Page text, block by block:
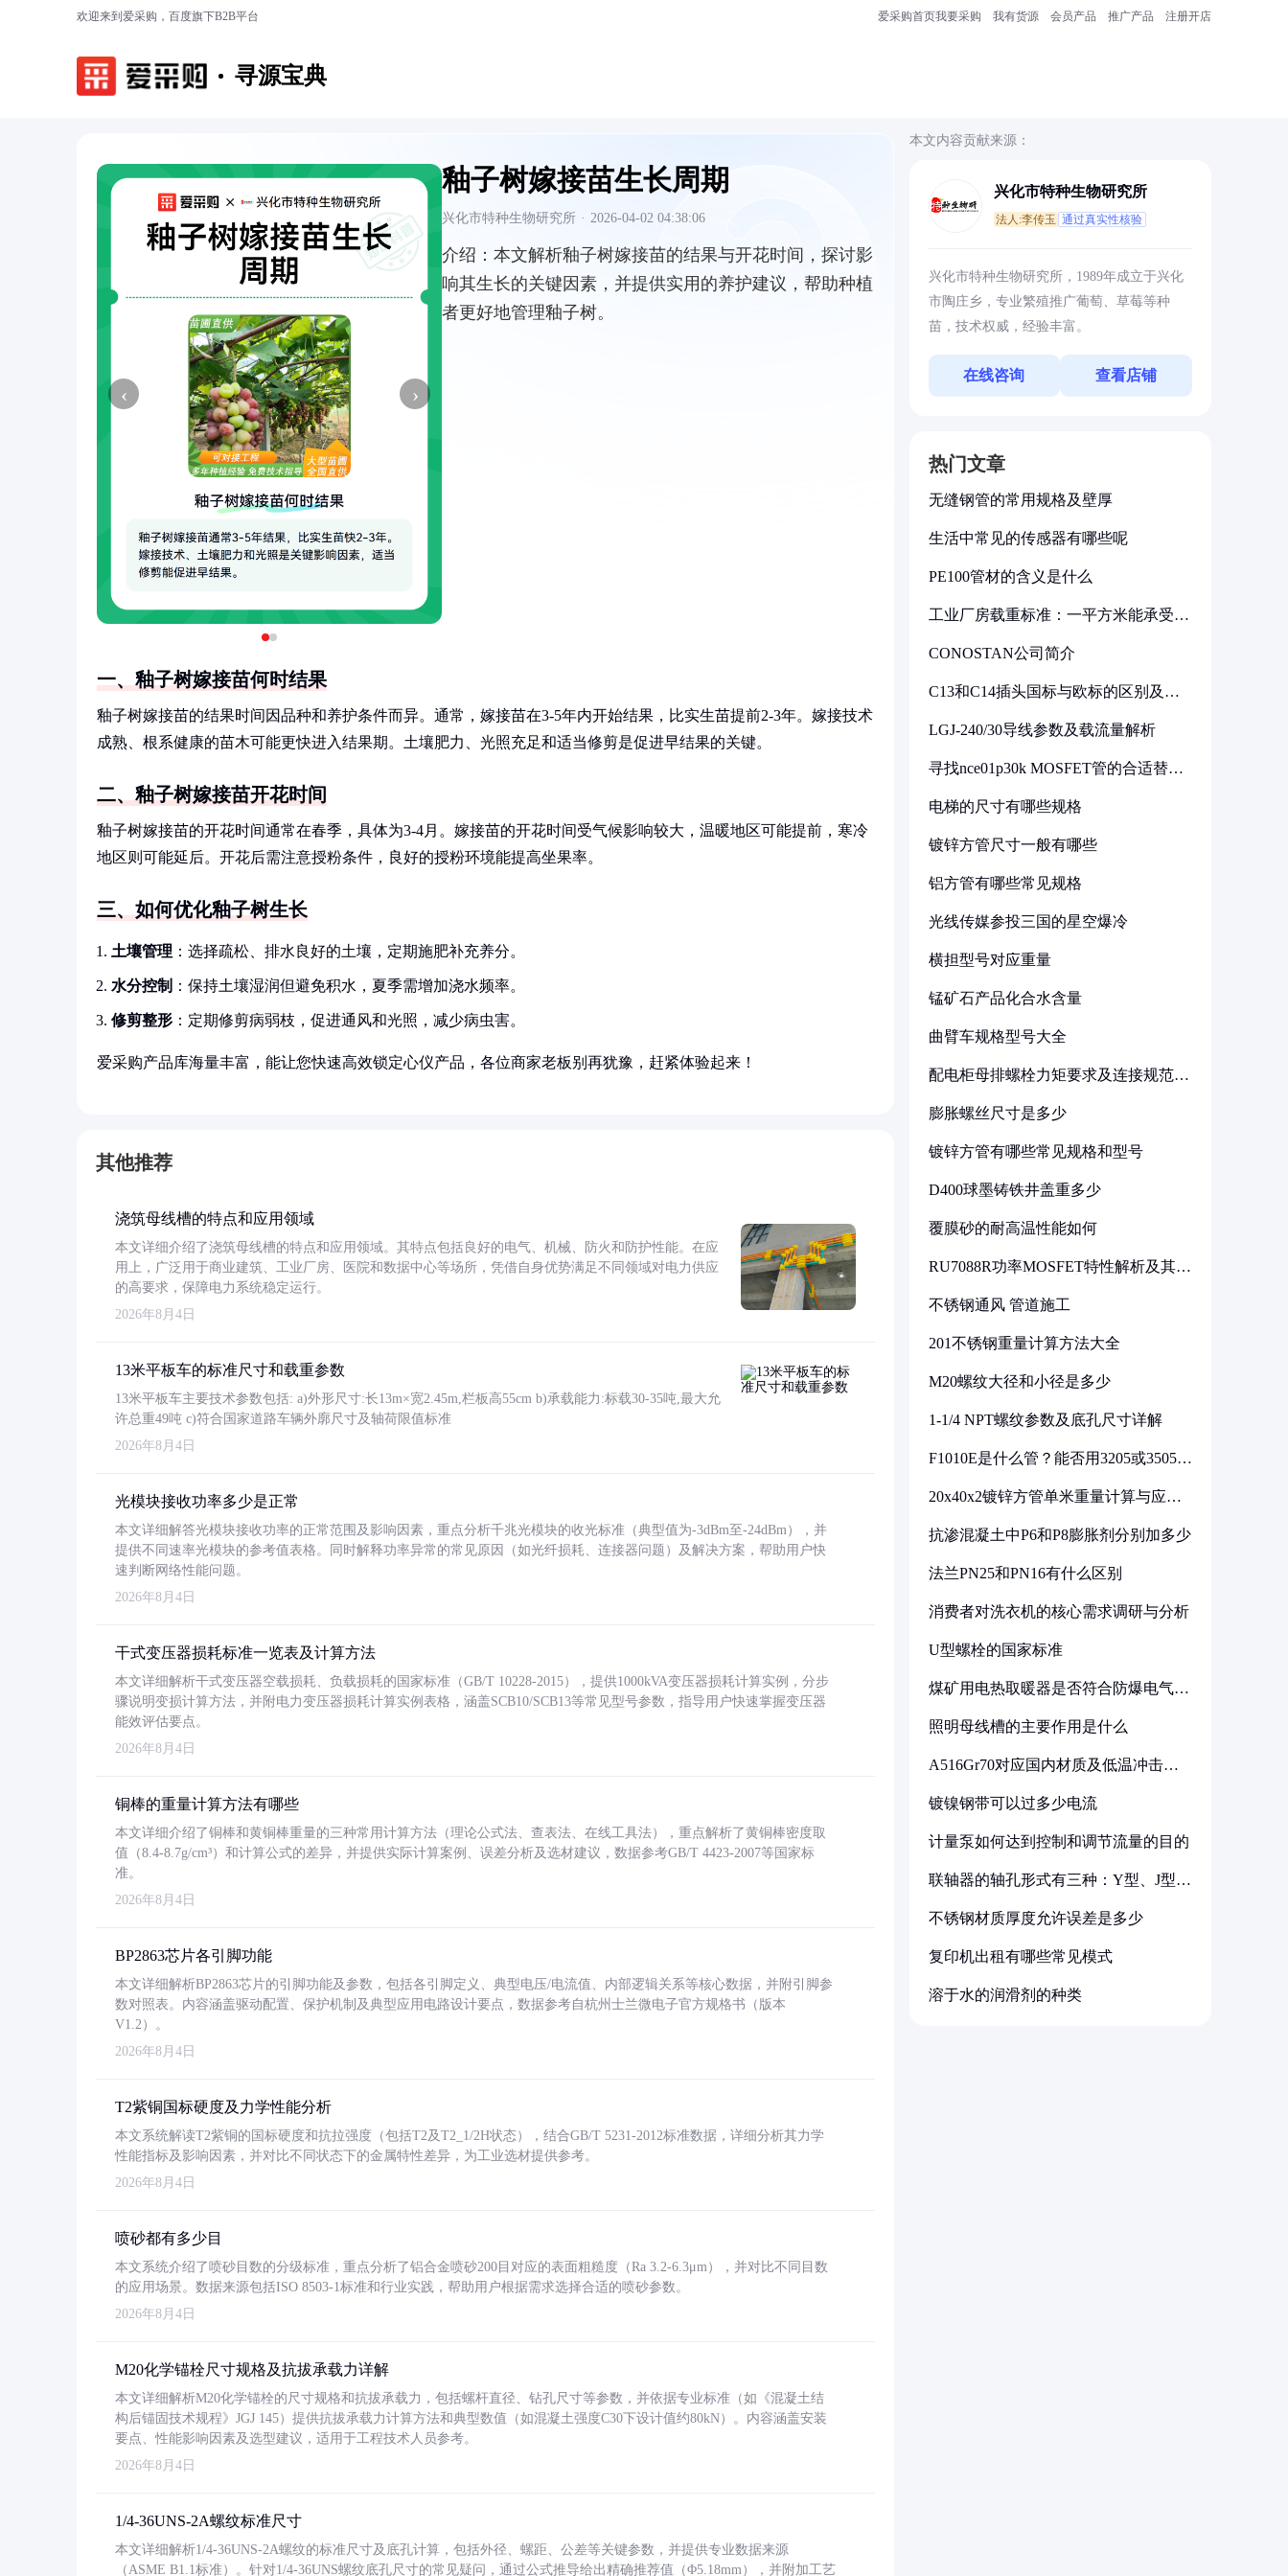
欢迎来到爱采购，百度旗下B2B平台 爱采购首页我要采购 我有货源 会员产品 推广产品 注册开店
寻源宝典
‹ ›
釉子树嫁接苗生长周期
兴化市特种生物研究所 · 2026-04-02 04:38:06
介绍： 本文解析釉子树嫁接苗的结果与开花时间，探讨影
响其生长的关键因素，并提供实用的养护建议，帮助种植
者更好地管理釉子树。
一、釉子树嫁接苗何时结果
釉子树嫁接苗的结果时间因品种和养护条件而异。通常，嫁接苗在3-5年内开始结果，比实生苗提前2-3年。嫁接技术
成熟、根系健康的苗木可能更快进入结果期。土壤肥力、光照充足和适当修剪是促进早结果的关键。
二、釉子树嫁接苗开花时间
釉子树嫁接苗的开花时间通常在春季，具体为3-4月。嫁接苗的开花时间受气候影响较大，温暖地区可能提前，寒冷
地区则可能延后。开花后需注意授粉条件，良好的授粉环境能提高坐果率。
三、如何优化釉子树生长
土壤管理 ：选择疏松、排水良好的土壤，定期施肥补充养分。
水分控制 ：保持土壤湿润但避免积水，夏季需增加浇水频率。
修剪整形 ：定期修剪病弱枝，促进通风和光照，减少病虫害。
爱采购产品库海量丰富，能让您快速高效锁定心仪产品，各位商家老板别再犹豫，赶紧体验起来！
其他推荐
浇筑母线槽的特点和应用领域
本文详细介绍了浇筑母线槽的特点和应用领域。其特点包括良好的电气、机械、防火和防护性能。在应
用上，广泛用于商业建筑、工业厂房、医院和数据中心等场所，凭借自身优势满足不同领域对电力供应
的高要求，保障电力系统稳定运行。
2026年8月4日
13米平板车的标准尺寸和载重参数
13米平板车主要技术参数包括: a)外形尺寸:长13m×宽2.45m,栏板高55cm b)承载能力:标载30-35吨,最大允
许总重49吨 c)符合国家道路车辆外廓尺寸及轴荷限值标准
2026年8月4日
光模块接收功率多少是正常
本文详细解答光模块接收功率的正常范围及影响因素，重点分析千兆光模块的收光标准（典型值为-3dBm至-24dBm），并
提供不同速率光模块的参考值表格。同时解释功率异常的常见原因（如光纤损耗、连接器问题）及解决方案，帮助用户快
速判断网络性能问题。
2026年8月4日
干式变压器损耗标准一览表及计算方法
本文详细解析干式变压器空载损耗、负载损耗的国家标准（GB/T 10228-2015），提供1000kVA变压器损耗计算实例，分步
骤说明变损计算方法，并附电力变压器损耗计算实例表格，涵盖SCB10/SCB13等常见型号参数，指导用户快速掌握变压器
能效评估要点。
2026年8月4日
铜棒的重量计算方法有哪些
本文详细介绍了铜棒和黄铜棒重量的三种常用计算方法（理论公式法、查表法、在线工具法），重点解析了黄铜棒密度取
值（8.4-8.7g/cm³）和计算公式的差异，并提供实际计算案例、误差分析及选材建议，数据参考GB/T 4423-2007等国家标
准。
2026年8月4日
BP2863芯片各引脚功能
本文详细解析BP2863芯片的引脚功能及参数，包括各引脚定义、典型电压/电流值、内部逻辑关系等核心数据，并附引脚参
数对照表。内容涵盖驱动配置、保护机制及典型应用电路设计要点，数据参考自杭州士兰微电子官方规格书（版本
V1.2）。
2026年8月4日
T2紫铜国标硬度及力学性能分析
本文系统解读T2紫铜的国标硬度和抗拉强度（包括T2及T2_1/2H状态），结合GB/T 5231-2012标准数据，详细分析其力学
性能指标及影响因素，并对比不同状态下的金属特性差异，为工业选材提供参考。
2026年8月4日
喷砂都有多少目
本文系统介绍了喷砂目数的分级标准，重点分析了铝合金喷砂200目对应的表面粗糙度（Ra 3.2-6.3μm），并对比不同目数
的应用场景。数据来源包括ISO 8503-1标准和行业实践，帮助用户根据需求选择合适的喷砂参数。
2026年8月4日
M20化学锚栓尺寸规格及抗拔承载力详解
本文详细解析M20化学锚栓的尺寸规格和抗拔承载力，包括螺杆直径、钻孔尺寸等参数，并依据专业标准（如《混凝土结
构后锚固技术规程》JGJ 145）提供抗拔承载力计算方法和典型数值（如混凝土强度C30下设计值约80kN）。内容涵盖安装
要点、性能影响因素及选型建议，适用于工程技术人员参考。
2026年8月4日
1/4-36UNS-2A螺纹标准尺寸
本文详细解析1/4-36UNS-2A螺纹的标准尺寸及底孔计算，包括外径、螺距、公差等关键参数，并提供专业数据来源
（ASME B1.1标准）。针对1/4-36UNS螺纹底孔尺寸的常见疑问，通过公式推导给出精确推荐值（Φ5.18mm），并附加工艺
本文内容贡献来源：
兴化市特种生物研究所
法人:李传玉 通过真实性核验
兴化市特种生物研究所，1989年成立于兴化
市陶庄乡，专业繁殖推广葡萄、草莓等种
苗，技术权威，经验丰富。
在线咨询 查看店铺
热门文章
无缝钢管的常用规格及壁厚
生活中常见的传感器有哪些呢
PE100管材的含义是什么
工业厂房载重标准：一平方米能承受多
CONOSTAN公司简介
C13和C14插头国标与欧标的区别及其
LGJ-240/30导线参数及载流量解析
寻找nce01p30k MOSFET管的合适替代
电梯的尺寸有哪些规格
镀锌方管尺寸一般有哪些
铝方管有哪些常见规格
光线传媒参投三国的星空爆冷
横担型号对应重量
锰矿石产品化合水含量
曲臂车规格型号大全
配电柜母排螺栓力矩要求及连接规范详
膨胀螺丝尺寸是多少
镀锌方管有哪些常见规格和型号
D400球墨铸铁井盖重多少
覆膜砂的耐高温性能如何
RU7088R功率MOSFET特性解析及其在
不锈钢通风 管道施工
201不锈钢重量计算方法大全
M20螺纹大径和小径是多少
1-1/4 NPT螺纹参数及底孔尺寸详解
F1010E是什么管？能否用3205或3505代
20x40x2镀锌方管单米重量计算与应用
抗渗混凝土中P6和P8膨胀剂分别加多少
法兰PN25和PN16有什么区别
消费者对洗衣机的核心需求调研与分析
U型螺栓的国家标准
煤矿用电热取暖器是否符合防爆电气设
照明母线槽的主要作用是什么
A516Gr70对应国内材质及低温冲击要
镀镍钢带可以过多少电流
计量泵如何达到控制和调节流量的目的
联轴器的轴孔形式有三种：Y型、J型、
不锈钢材质厚度允许误差是多少
复印机出租有哪些常见模式
溶于水的润滑剂的种类